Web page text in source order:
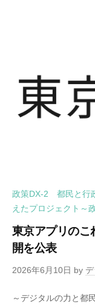
政策DX-2 都民と行
えたプロジェクト～
東京アプリのこ
開を公表
2026年6月10日 by
～デジタルの力と都